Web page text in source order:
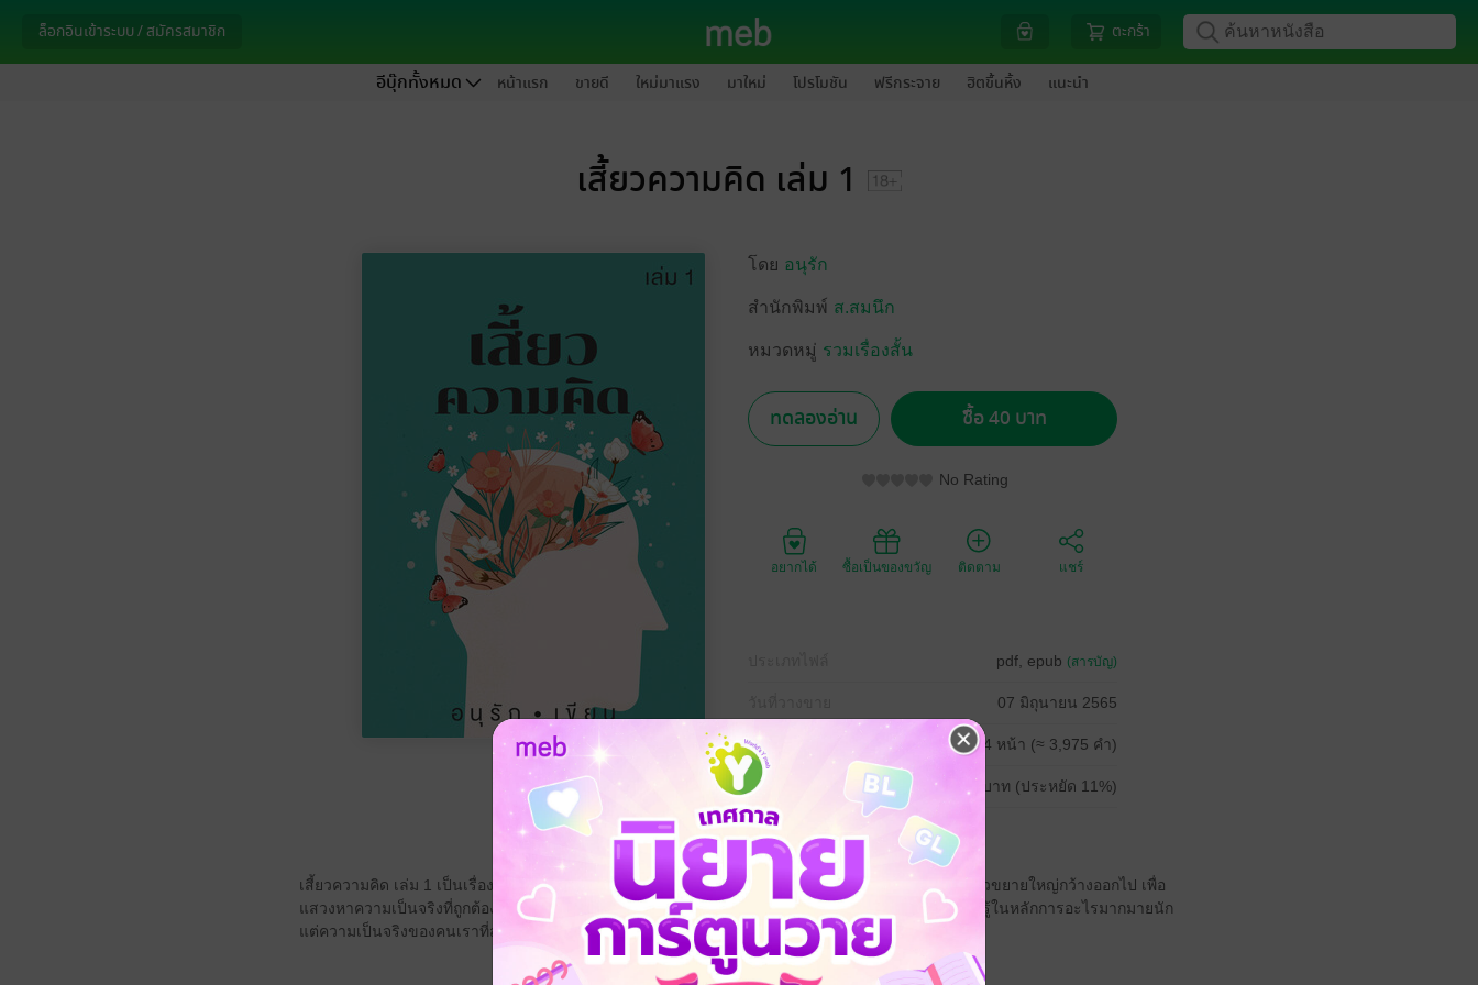
ล็อกอินเข้าระบบ / สมัครสมาชิก ตะกร้า
อีบุ๊กทั้งหมด หน้าแรก ขายดี ใหม่มาแรง มาใหม่ โปรโมชัน ฟรีกระจาย ฮิตขึ้นหิ้ง แนะนำ
เสี้ยวความคิด เล่ม 1
โดย อนุรัก
สำนักพิมพ์ ส.สมนึก
หมวดหมู่ รวมเรื่องสั้น
ทดลองอ่าน ซื้อ 40 บาท
No Rating
อยากได้ ซื้อเป็นของขวัญ ติดตาม แชร์
pdf, epub (สารบัญ)
07 มิถุนายน 2565
ความยาว 14 หน้า (≈ 3,975 คำ)
ราคาปก 45 บาท (ประหยัด 11%)
เสี้ยวความคิด เล่ม 1 เป็นเรื่องราวของเสี้ยวในความคิดในแต่ละวันของผม ที่เกิดจากความคิดจุดเล็ก ๆ แล้วขยายใหญ่กว้างออกไป เพื่อ
แสวงหาความเป็นจริงที่ถูกต้องและดีงาม มันอาจจะเป็นแค่เสี้ยวความคิดของคน ๆ หนึ่งที่ไม่ค่อยจะมีความรู้ในหลักการอะไรมากมายนัก
แต่ความเป็นจริงของคนเราที่สุดแล้ว ย่อมมีศักยภาพในการเรียนรู้อย่างเท่าเทียมกันไม่ใช่ล่ะหรือ?